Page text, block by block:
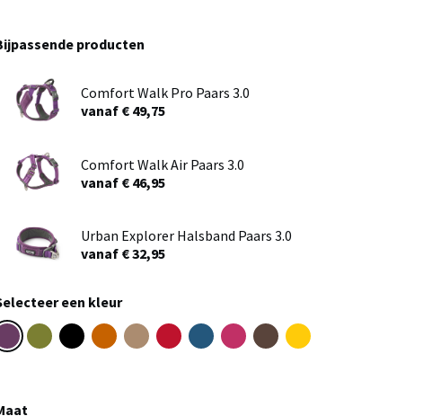
producten
Comfort Walk Pro Paars 3.0
vanaf € 49,75
Comfort Walk Air Paars 3.0
vanaf € 46,95
Urban Explorer Halsband Paars 3.0
vanaf € 32,95
een kleur